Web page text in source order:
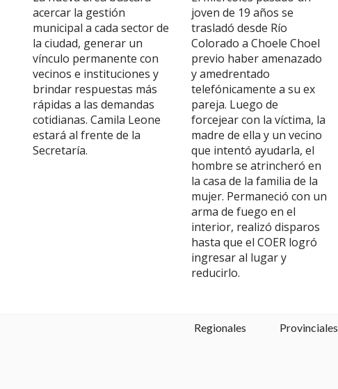
acercar la gestión
municipal a cada sector de
la ciudad, generar un
vínculo permanente con
vecinos e instituciones y
brindar respuestas más
rápidas a las demandas
cotidianas. Camila Leone
estará al frente de la
Secretaría.
joven de 19 años se
trasladó desde Río
Colorado a Choele Choel
previo haber amenazado
y amedrentado
telefónicamente a su ex
pareja. Luego de
forcejear con la víctima, la
madre de ella y un vecino
que intentó ayudarla, el
hombre se atrincheró en
la casa de la familia de la
mujer. Permaneció con un
arma de fuego en el
interior, realizó disparos
hasta que el COER logró
ingresar al lugar y
reducirlo.
Regionales Provinciales